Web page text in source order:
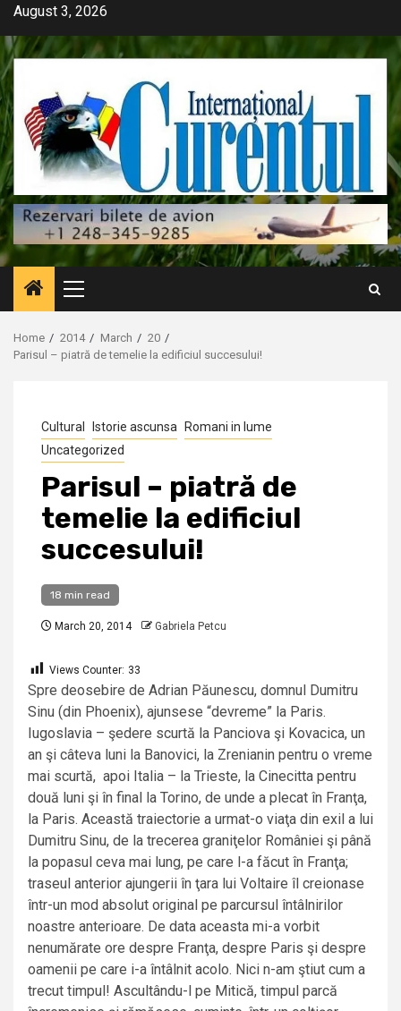
Skip
content
August 3, 2026
Primary
Menu
Home 2014 March
20
Parisul – piatră de temelie la edificiul succesului!
Cultural Istorie ascunsa
Romani in lume
Uncategorized
Parisul – piatră de
temelie la edificiul
succesului!
18 min read
March 20, 2014 Gabriela Petcu
Views Counter: 33
Spre deosebire de Adrian Păunescu, domnul Dumitru
Sinu (din Phoenix), ajunsese “devreme” la Paris.
Iugoslavia – şedere scurtă la Panciova şi Kovacica, un
an şi câteva luni la Banovici, la Zrenianin pentru o vreme
mai scurtă, apoi Italia – la Trieste, la Cinecitta pentru
două luni şi în final la Torino, de unde a plecat în Franţa,
la Paris. Această traiectorie a urmat-o viaţa din exil a lui
Dumitru Sinu, de la trecerea graniţelor României şi până
la popasul ceva mai lung, pe care l-a făcut în Franţa;
traseul anterior ajungerii în ţara lui Voltaire îl creionase
într-un mod absolut original pe parcursul întâlnirilor
noastre anterioare. De data aceasta mi-a vorbit
nenumărate ore despre Franţa, despre Paris şi despre
oamenii pe care i-a întâlnit acolo. Nici n-am ştiut cum a
trecut timpul! Ascultându-l pe Mitică, timpul parcă